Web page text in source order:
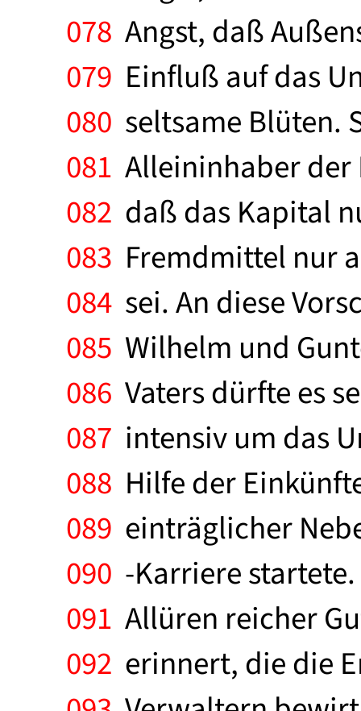
078 Angst, daß
079 Einfluß auf das
080 seltsame Blüten.
081 Alleininhaber der
082 daß das Kapital
083 Fremdmittel nur
084 sei. An diese
085 Wilhelm und
086 Vaters dürfte es
087 intensiv um das
088 Hilfe der
089 einträglicher
090 -Karriere
091 Allüren reicher
092 erinnert, die die